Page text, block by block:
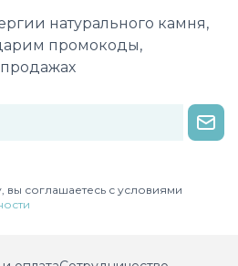
натурального камня,
промокоды,
вы соглашаетесь с условиями